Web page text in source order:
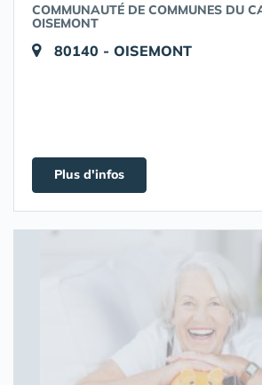
COMMUNAUTÉ DE COMMUNES DU
OISEMONT
80140 - OISEMONT
Plus d'infos